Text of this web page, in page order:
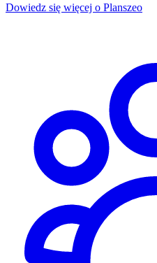
Dowiedz się więcej o Planszeo